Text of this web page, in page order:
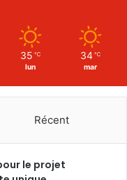
35 ℃
lun
34 ℃
mar
Récent
le projet